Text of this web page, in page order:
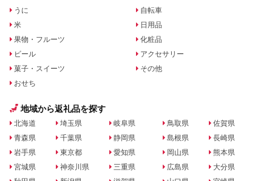
うに
米
果物・フルーツ
ビール
菓子・スイーツ
おせち
自転車
日用品
化粧品
アクセサリー
その他
地域から返礼品を探す
北海道
青森県
岩手県
宮城県
埼玉県
千葉県
東京都
神奈川県
岐阜県
静岡県
愛知県
三重県
鳥取県
島根県
岡山県
広島県
佐賀県
長崎県
熊本県
大分県